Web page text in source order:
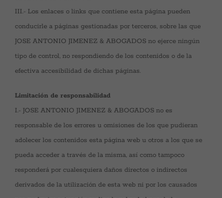
III.- Los enlaces o links que contiene esta página pueden
conducirle a páginas gestionadas por terceros, sobre las que
JOSE ANTONIO JIMENEZ & ABOGADOS no ejerce ningún
tipo de control, no respondiendo de los contenidos o de la
efectiva accesibilidad de dichas páginas.
Limitación de responsabilidad
I.- JOSE ANTONIO JIMENEZ & ABOGADOS no es
responsable de los errores u omisiones de los que pudieran
adolecer los contenidos esta página web u otros a los que se
pueda acceder a través de la misma, así como tampoco
responderá por cualesquiera daños directos o indirectos
derivados de la utilización de esta web ni por los causados